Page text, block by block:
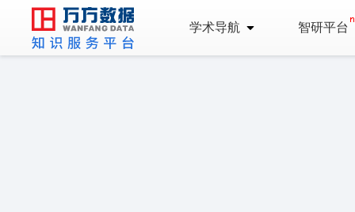
学术导航 智研平台